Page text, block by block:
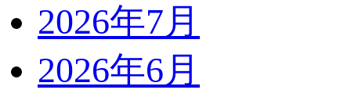
2026年7月
2026年6月